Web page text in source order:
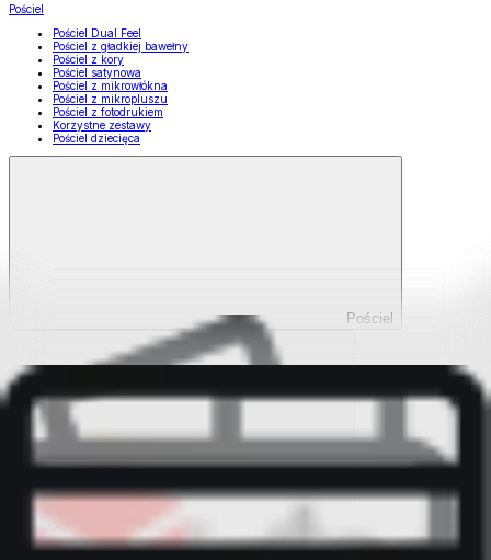
Pościel
Pościel Dual Feel
Pościel z gładkiej bawełny
Pościel z kory
Pościel satynowa
Pościel z mikrowłókna
Pościel z mikropluszu
Pościel z fotodrukiem
Korzystne zestawy
Pościel dziecięca
Pościel